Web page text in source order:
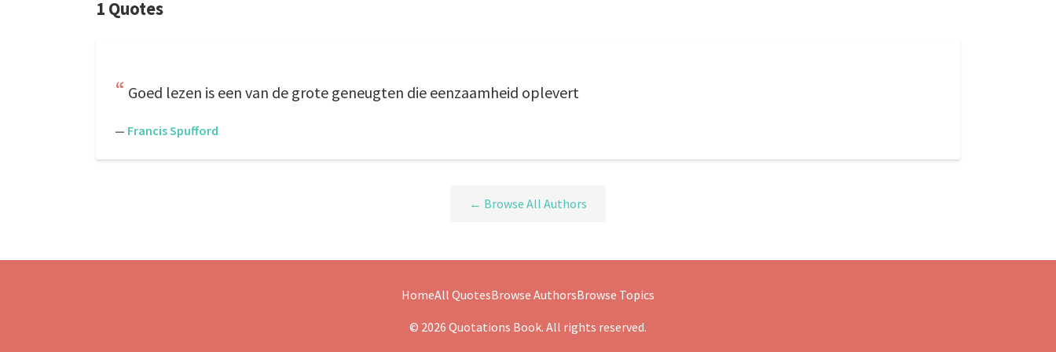
1 Quotes
Goed lezen is een van de grote geneugten die eenzaamheid oplevert
— Francis Spufford
← Browse All Authors
HomeAll QuotesBrowse AuthorsBrowse Topics
© 2026 Quotations Book. All rights reserved.